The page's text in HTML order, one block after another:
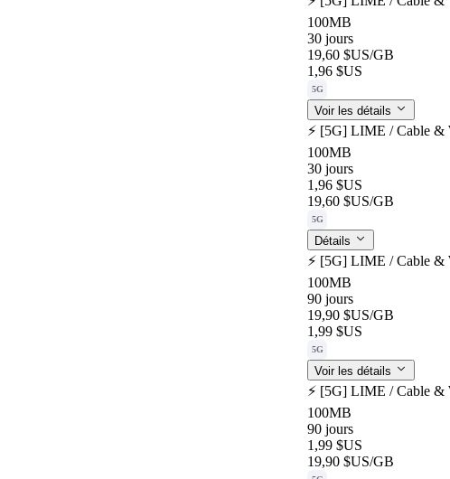
100MB
30 jours
19,60 $US/GB
1,96 $US
5G
Voir les détails
⚡️ [5G] LIME / Cable &
100MB
30 jours
1,96 $US
19,60 $US/GB
5G
Détails
⚡️ [5G] LIME / Cable &
100MB
90 jours
19,90 $US/GB
1,99 $US
5G
Voir les détails
⚡️ [5G] LIME / Cable &
100MB
90 jours
1,99 $US
19,90 $US/GB